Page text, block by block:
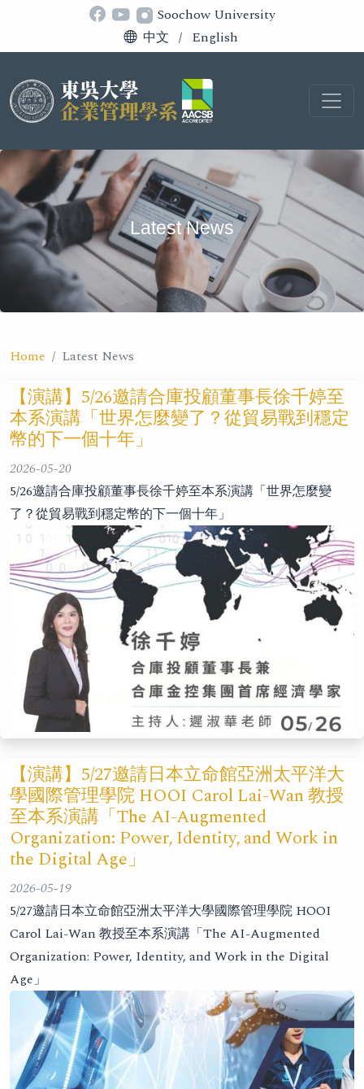
Soochow University
中文 / English
Latest News
Home Latest News
【演講】5/26邀請合庫投顧董事長徐千婷至
本系演講「世界怎麼變了？從貿易戰到穩定
幣的下一個十年」
2026-05-20
5/26邀請合庫投顧董事長徐千婷至本系演講「世界怎麼變
了？從貿易戰到穩定幣的下一個十年」
【演講】5/27邀請日本立命館亞洲太平洋大
學國際管理學院 HOOI Carol Lai-Wan 教授
至本系演講「The AI-Augmented
Organization: Power, Identity, and Work in
the Digital Age」
2026-05-19
5/27邀請日本立命館亞洲太平洋大學國際管理學院 HOOI
Carol Lai-Wan 教授至本系演講「The AI-Augmented
Organization: Power, Identity, and Work in the Digital
Age」